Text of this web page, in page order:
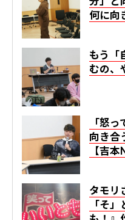
何に向
もう「
むの、
「怒
向き合
【吉
タモリ
「そ